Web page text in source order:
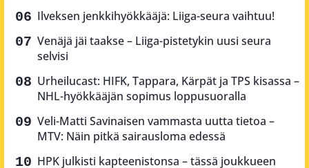
Ilveksen jenkkihyökkääjä: Liiga-seura vaihtuu!
Venäjä jäi taakse – Liiga-pistetykin uusi seura
selvisi
Urheilucast: HIFK, Tappara, Kärpät ja TPS kisassa –
NHL-hyökkääjän sopimus loppusuoralla
Veli-Matti Savinaisen vammasta uutta tietoa –
MTV: Näin pitkä sairausloma edessä
HPK julkisti kapteenistonsa – tässä joukkueen